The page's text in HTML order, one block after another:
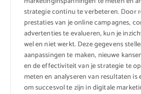
strategie continu te verbeteren. Door
prestaties van je online campagnes,
advertenties te evalueren, kun je
wel en niet werkt. Deze gegevens
aanpassingen te maken, nieuwe
en de effectiviteit van je strategie te
meten en analyseren van resultaten is
om succesvol te zijn in digitale